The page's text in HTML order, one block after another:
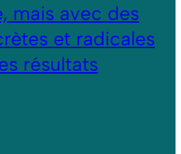
mais avec des
et radicales
résultats